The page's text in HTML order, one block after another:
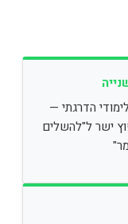
הדרגתי —
ישר ל"להשלים